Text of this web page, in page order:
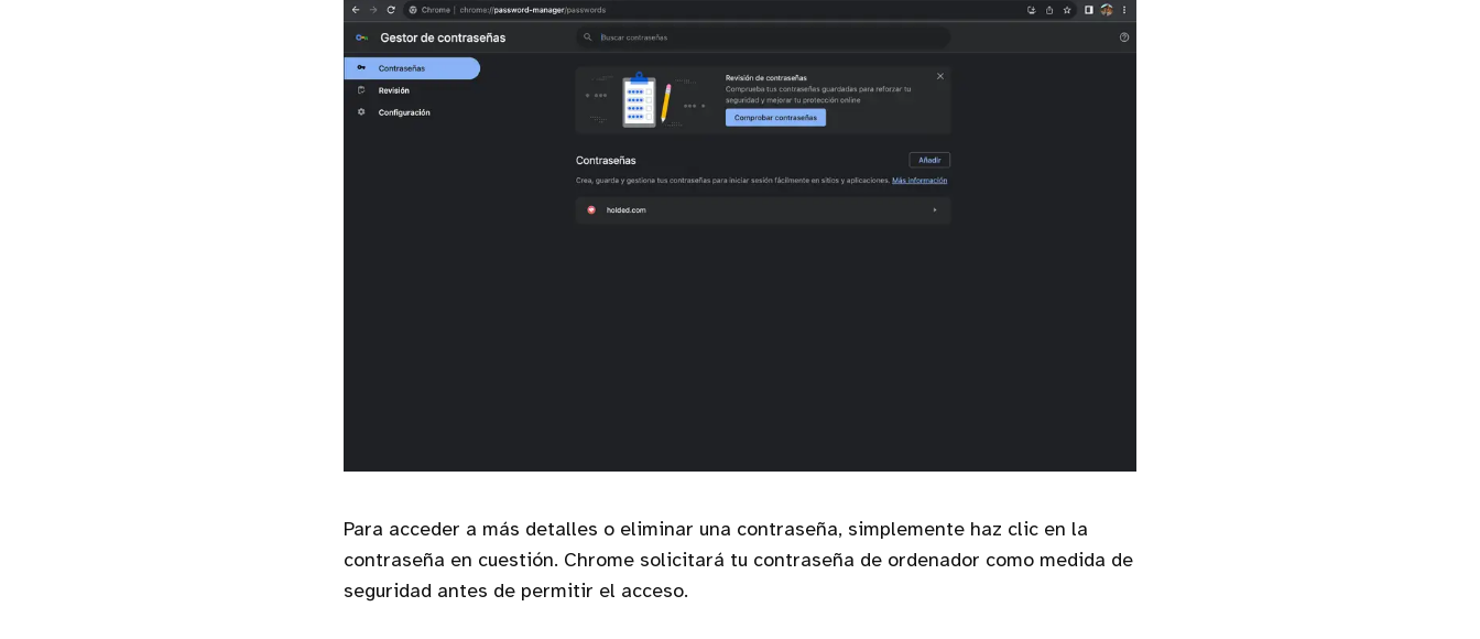
Para acceder a más detalles o eliminar una contraseña, simplemente haz clic en la
contraseña en cuestión. Chrome solicitará tu contraseña de ordenador como medida de
seguridad antes de permitir el acceso.